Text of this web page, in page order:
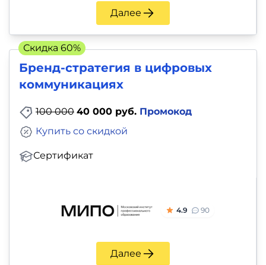
Далее
Бренд-стратегия в цифровых
коммуникациях
100 000 40 000 руб. Промокод
Сертификат
Купить со скидкой
4.9 90
Далее
Скидка 60%